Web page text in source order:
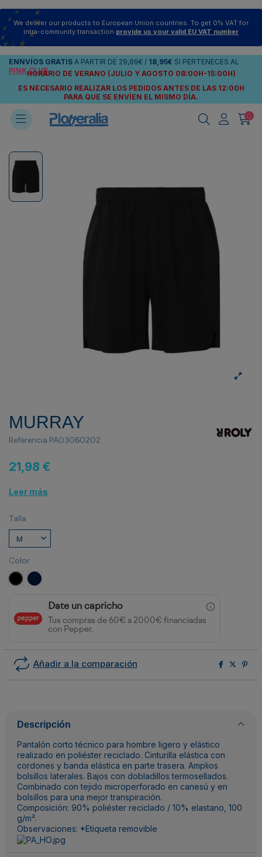
We deliver our products to European Union countries. To get 0% VAT for
intra-community transaction provide us your valid EU VAT number
ENNVÍOS GRATIS A PARTIR DE 29,99€ / 18,95€ SI PERTENECES AL
PINK CLUB
HORARIO DE VERANO (JULIO Y AGOSTO 08:00H-15:00H)
ES NECESARIO REALIZAR LOS PEDIDOS ANTES DE LAS 12:00H
PARA QUE SE ENVÍEN EL MISMO DÍA.
0
MURRAY
Referencia PA03060202
21,98 €
Leer más
Talla
Color
NEGRO MARINO
Date un capricho
Tus compras de 60€ a 2000€ financiadas
con Pepper.
Añadir a la comparación
Descripción
Pantalón corto técnico para hombre ligero y elástico
realizado en poliéster reciclado. Cinturilla elástica con
cordones y banda elástica en parte trasera. Amplios
bolsillos laterales. Bajos con dobladillos termosellados.
Combinado con tejido microperforado en canesú y en
bolsillos para una mejor transpiración.
Composición: 90% poliéster reciclado / 10% elastano, 100
g/m².
Observaciones: *Etiqueta removible